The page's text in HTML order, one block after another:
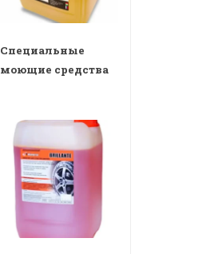
Специальные
моющие средства